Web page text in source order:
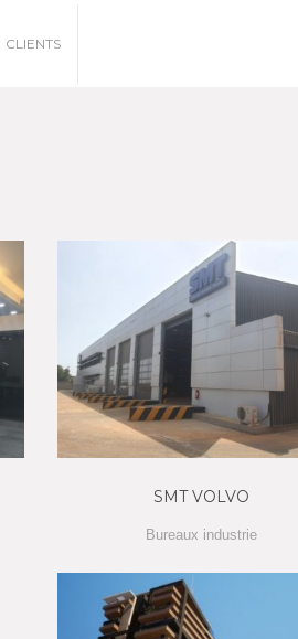
CLIENTS
SMT VOLVO
Bureaux industrie